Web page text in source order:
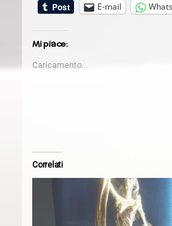
E-mail
Mi piace:
Caricamento...
Correlati